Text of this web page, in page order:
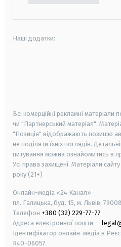
Наші додатки:
Всі комерційні рекламні
чи "Партнерський матеріал".
"Позиція" відображають позицію
не поділяти їхніх поглядів.
цитування можна ознайомитись в
Усі права захищені. Матеріали
року (21+)
Онлайн-медіа «24 Канал»
пл. Галицька, буд. 15, м. Львів, 79008
Телефон +380 (32) 229-77-77
Адреса електронної пошти —
Ідентифікатор онлайн-медіа в
R40-06057